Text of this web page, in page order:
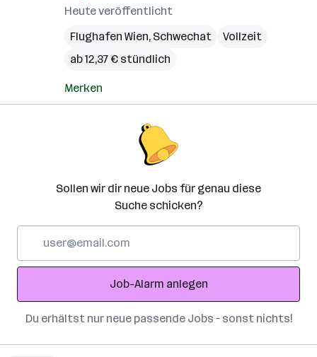
Heute veröffentlicht
Flughafen Wien, Schwechat
Vollzeit
ab 12,37 € stündlich
Merken
Sollen wir dir neue Jobs für genau diese
Suche schicken?
Adresse
Job-Alarm anlegen
Du erhältst nur neue passende Jobs – sonst nichts!